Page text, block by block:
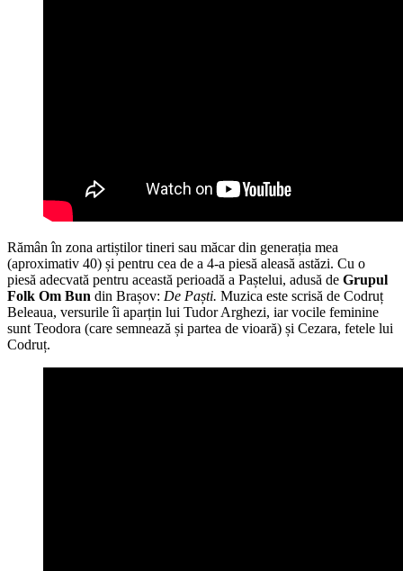
Rămân în zona artiștilor tineri sau măcar din generația mea
(aproximativ 40) și pentru cea de a 4-a piesă aleasă astăzi. Cu o
piesă adecvată pentru această perioadă a Paștelui, adusă de Grupul
Folk Om Bun din Brașov: De Paști. Muzica este scrisă de Codruț
Beleaua, versurile îi aparțin lui Tudor Arghezi, iar vocile feminine
sunt Teodora (care semnează și partea de vioară) și Cezara, fetele lui
Codruț.